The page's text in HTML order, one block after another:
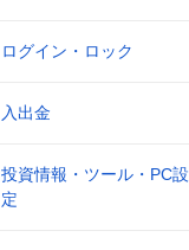
ログイン・ロック
入出金
投資情報・ツール・PC設
定